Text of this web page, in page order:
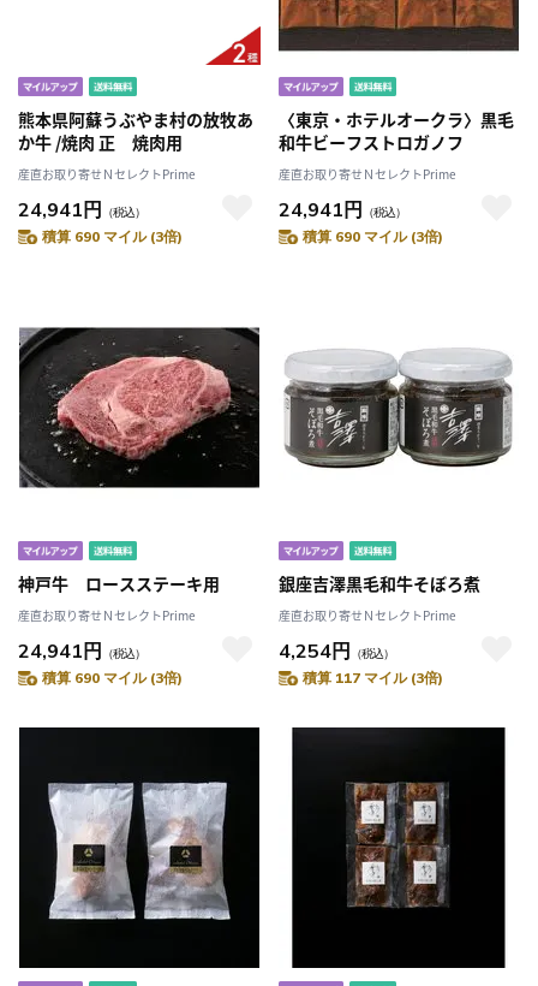
熊本県阿蘇うぶやま村の放牧あ
か牛 /焼肉 正 焼肉用
産直お取り寄せＮセレクトPrime
24,941円 （税込）
積算 690 マイル (3倍)
〈東京・ホテルオークラ〉黒毛
和牛ビーフストロガノフ
産直お取り寄せＮセレクトPrime
24,941円 （税込）
積算 690 マイル (3倍)
神戸牛 ロースステーキ用
産直お取り寄せＮセレクトPrime
24,941円 （税込）
積算 690 マイル (3倍)
銀座吉澤黒毛和牛そぼろ煮
産直お取り寄せＮセレクトPrime
4,254円 （税込）
積算 117 マイル (3倍)